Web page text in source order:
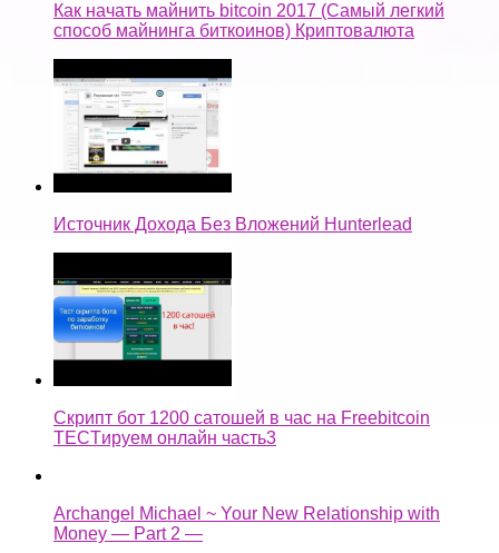
Как начать майнить bitcoin 2017 (Самый легкий
способ майнинга биткоинов) Криптовалюта
Источник Дохода Без Вложений Hunterlead
Скрипт бот 1200 сатошей в час на Freebitcoin
TECTируем онлайн часть3
Archangel Michael ~ Your New Relationship with
Money — Part 2 —